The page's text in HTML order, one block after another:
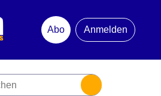
Abo
Anmelden